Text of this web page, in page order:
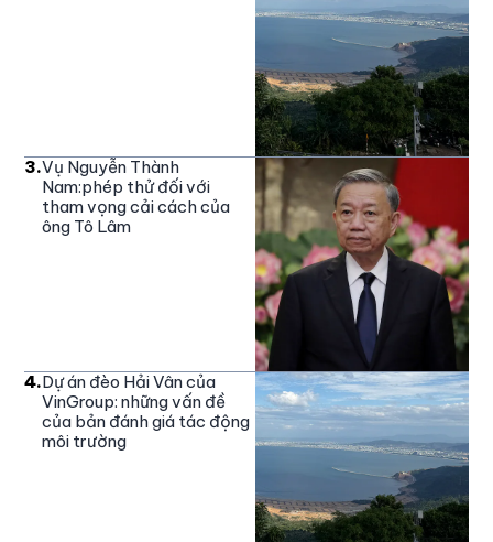
3.Vụ Nguyễn Thành
Nam:phép thử đối với
tham vọng cải cách của
ông Tô Lâm
4.Dự án đèo Hải Vân của
VinGroup: những vấn đề
của bản đánh giá tác động
môi trường